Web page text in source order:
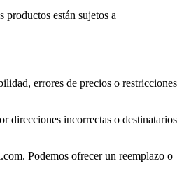
productos están sujetos a
errores de precios o restricciones
direcciones incorrectas o destinatarios
Podemos ofrecer un reemplazo o